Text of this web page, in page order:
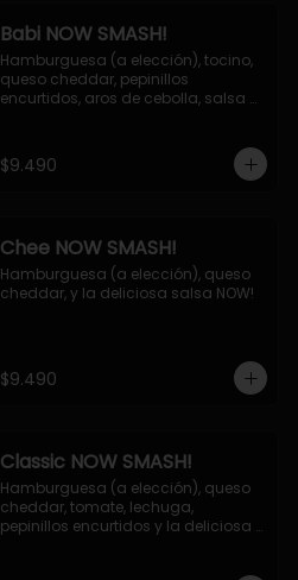
Babi NOW SMASH!
Hamburguesa (a elección), tocino,
queso cheddar, pepinillos
encurtidos, aros de cebolla, salsa
$9.490
Chee NOW SMASH!
Hamburguesa (a elección), queso
cheddar, y la deliciosa salsa NOW!
$9.490
Classic NOW SMASH!
Hamburguesa (a elección), queso
cheddar, tomate, lechuga,
pepinillos encurtidos y la deliciosa